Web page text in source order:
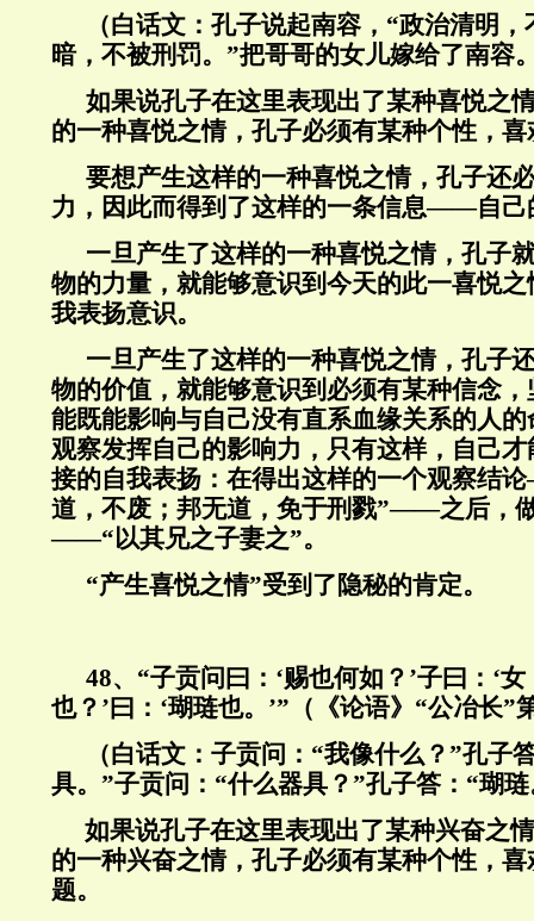
（白话文：孔子说起南容，“政治清明
暗，不被刑罚。”把哥哥的女儿嫁给了南容
如果说孔子在这里表现出了某种喜悦之
的一种喜悦之情，孔子必须有某种个性，
要想产生这样的一种喜悦之情，孔子还
力，因此而得到了这样的一条信息——自己
一旦产生了这样的一种喜悦之情，孔子
物的力量，就能够意识到今天的此一喜悦
我表扬意识。
一旦产生了这样的一种喜悦之情，孔子
物的价值，就能够意识到必须有某种信念
能既能影响与自己没有直系血缘关系的人
观察发挥自己的影响力，只有这样，自己
接的自我表扬：在得出这样的一个观察结
道，不废；邦无道，免于刑戮”——之后，
——“以其兄之子妻之”。
“产生喜悦之情”受到了隐秘的肯定。
48、“子贡问曰：‘赐也何如？’子曰：‘
也？’曰：‘瑚琏也。’”（《论语》“公冶长”
（白话文：子贡问：“我像什么？”孔子
具。”子贡问：“什么器具？”孔子答：“瑚
如果说孔子在这里表现出了某种兴奋之
的一种兴奋之情，孔子必须有某种个性，
题。